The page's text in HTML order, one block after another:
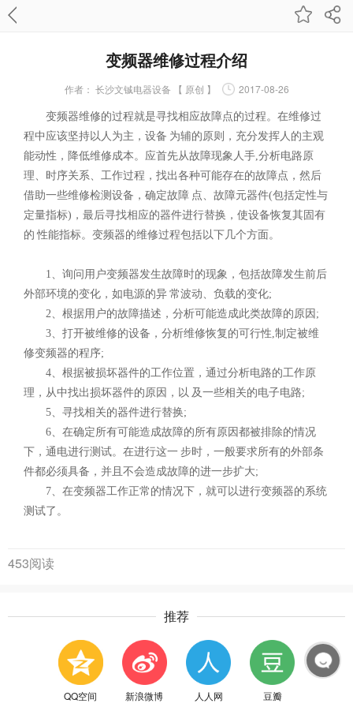
变频器维修过程介绍
作者： 长沙文铖电器设备 【 原创 】 2017-08-26
变频器维修的过程就是寻找相应故障点的过程。在维修过
程中应该坚持以人为主，设备 为辅的原则，充分发挥人的主观
能动性，降低维修成本。应首先从故障现象人手,分析电路原
理、时序关系、工作过程，找出各种可能存在的故障点，然后
借助一些维修检测设备，确定故障 点、故障元器件(包括定性与
定量指标)，最后寻找相应的器件进行替换，使设备恢复其固有
的 性能指标。变频器的维修过程包括以下几个方面。
1、询问用户变频器发生故障时的现象，包括故障发生前后
外部环境的变化，如电源的异 常波动、负载的变化;
2、根据用户的故障描述，分析可能造成此类故障的原因;
3、打开被维修的设备，分析维修恢复的可行性,制定被维
修变频器的程序;
4、根据被损坏器件的工作位置，通过分析电路的工作原
理，从中找出损坏器件的原因，以 及一些相关的电子电路;
5、寻找相关的器件进行替换;
6、在确定所有可能造成故障的所有原因都被排除的情况
下，通电进行测试。在进行这一 步时，一般要求所有的外部条
件都必须具备，并且不会造成故障的进一步扩大;
7、在变频器工作正常的情况下，就可以进行变频器的系统
测试了。
453阅读
推荐
QQ空间 新浪微博 人人网 豆瓣